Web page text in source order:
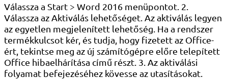
Válassza a Start > Word 2016 menüpontot. 2.
Válassza az Aktiválás lehetőséget. Az aktiválás legyen
az egyetlen megjelenített lehetőség. Ha a rendszer
termékkulcsot kér, és tudja, hogy fizetett az Office-
ért, tekintse meg az új számítógépre előre telepített
Office hibaelhárítása című részt. 3. Az aktiválási
folyamat befejezéséhez kövesse az utasításokat.